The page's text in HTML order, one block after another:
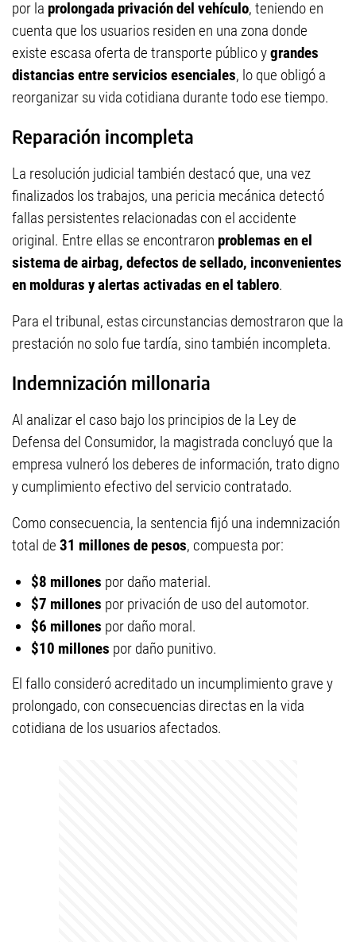
por la prolongada privación del vehículo, teniendo en
cuenta que los usuarios residen en una zona donde
existe escasa oferta de transporte público ygrandes
distancias entre servicios esenciales, lo que obligó a
reorganizar su vida cotidiana durante todo ese tiempo.
Reparación incompleta
La resolución judicial también destacó que, una vez
finalizados los trabajos, una pericia mecánica detectó
fallas persistentes relacionadas con el accidente
original. Entre ellas se encontraron problemas en el
sistema de airbag, defectos de sellado, inconvenientes
en molduras y alertas activadas en el tablero.
Para el tribunal, estas circunstancias demostraron que la
prestación no solo fue tardía, sino también incompleta.
Indemnización millonaria
Al analizar el caso bajo los principios de la Ley de
Defensa del Consumidor, la magistrada concluyó que la
empresa vulneró los deberes de información, trato digno
y cumplimiento efectivo del servicio contratado.
Como consecuencia, la sentencia fijó una indemnización
total de 31 millones de pesos, compuesta por:
$8 millones por daño material.
$7 millones por privación de uso del automotor.
$6 millones por daño moral.
$10 millones por daño punitivo.
El fallo consideró acreditado un incumplimiento grave y
prolongado, con consecuencias directas en la vida
cotidiana de los usuarios afectados.